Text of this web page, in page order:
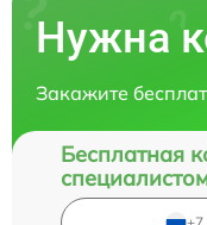
Нужна
Закажите
Бесплатная